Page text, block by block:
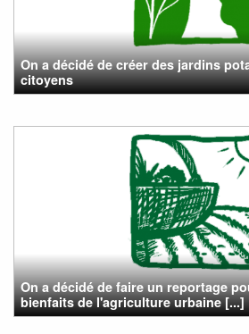
On a décidé de créer des jardins
citoyens
On a décidé de faire un reportage
bienfaits de l'agriculture urbaine [...]